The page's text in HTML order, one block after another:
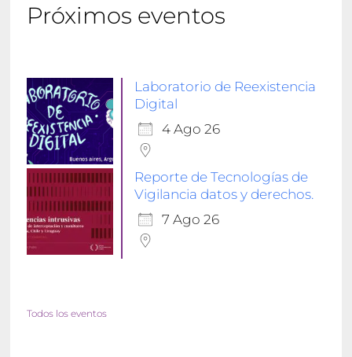
Próximos eventos
Laboratorio de Reexistencia
Digital
4 Ago 26
Reporte de Tecnologías de
Vigilancia datos y derechos.
7 Ago 26
Todos los eventos